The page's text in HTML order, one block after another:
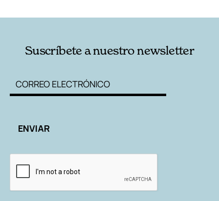
Suscríbete a nuestro newsletter